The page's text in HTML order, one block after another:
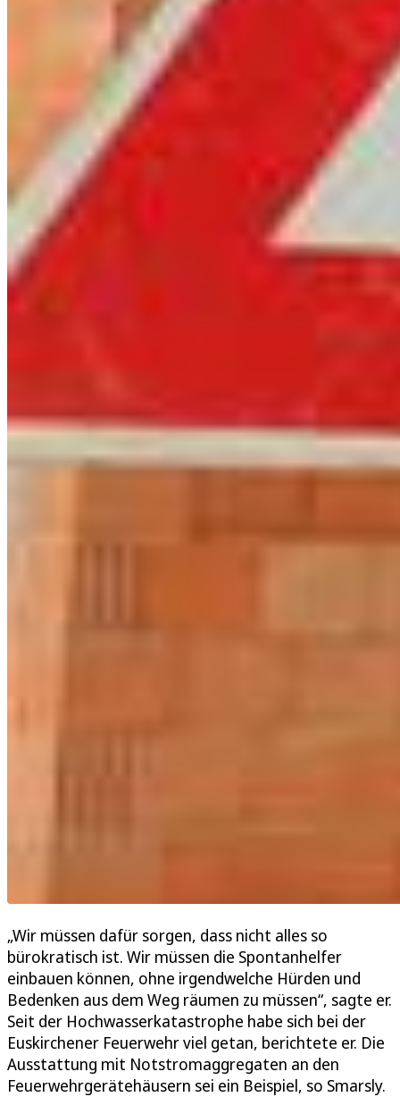
„Wir müssen dafür sorgen, dass nicht alles so
bürokratisch ist. Wir müssen die Spontanhelfer
einbauen können, ohne irgendwelche Hürden und
Bedenken aus dem Weg räumen zu müssen“, sagte er.
Seit der Hochwasserkatastrophe habe sich bei der
Euskirchener Feuerwehr viel getan, berichtete er. Die
Ausstattung mit Notstromaggregaten an den
Feuerwehrgerätehäusern sei ein Beispiel, so Smarsly.